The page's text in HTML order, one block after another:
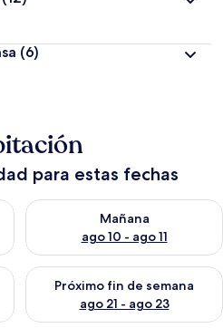
(6)
para estas fechas
hoy ago 9 - ago 10
Mañana
ago 10 - ago 11
Consulta la disponibilidad
este fin de semana ago 14 -
Próximo fin de semana
ago 21 - ago 23
Consulta la disponibilidad